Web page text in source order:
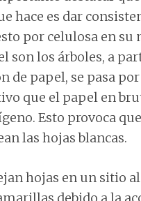
hace es dar
por celulosa en
son los árboles, a
de papel, se pasa
que el papel en
Esto provoca
las hojas blancas.
hojas en un sitio